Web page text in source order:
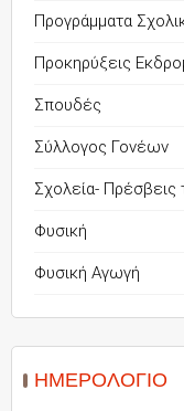
Προγράμματα
Προκηρύξεις
Σπουδές
Σύλλογος Γονέων
Σχολεία- Πρέσβεις
Φυσική
Φυσική Αγωγή
ΗΜΕΡΟΛΌΓΙΟ